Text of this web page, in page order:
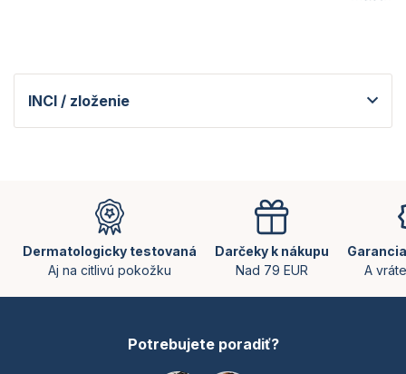
INCI / zloženie
Dermatologicky testovaná
Aj na citlivú pokožku
Darčeky k nákupu
Nad 79 EUR
A
Potrebujete poradiť?